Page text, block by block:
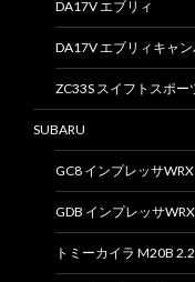
DA17V エブリィ
DA17V エブリィキャン
ZC33S スイフトスポー
SUBARU
GC8 インプレッサWRX
GDB インプレッサWRX
トミーカイラ M20B